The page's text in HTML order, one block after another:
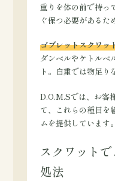
重りを体の前で持っ
ぐ保つ必要があるた
ゴブレットスクワッ
ダンベルやケトルベ
ト。自重では物足り
D.O.M.Sでは、お客
て、これらの種目を
ムを提供しています。
スクワット
処法